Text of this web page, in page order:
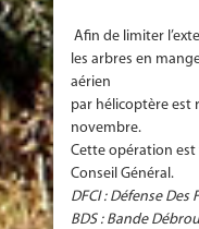
Afin de limiter
les arbres en
aérien
par hélicoptère est
novembre.
Cette opération est
Conseil Général.
DFCI : Défense Des
BDS : Bande